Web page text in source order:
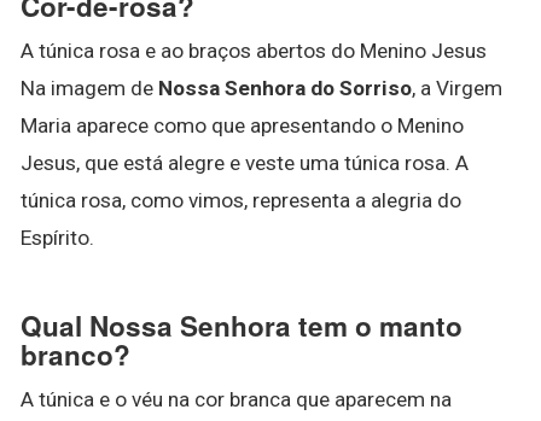
A túnica rosa e ao braços abertos do Menino Jesus
Na imagem de Nossa Senhora do Sorriso, a Virgem
Maria aparece como que apresentando o Menino
Jesus, que está alegre e veste uma túnica rosa. A
túnica rosa, como vimos, representa a alegria do
Espírito.
Qual Nossa Senhora tem o manto
branco?
A túnica e o véu na cor branca que aparecem na